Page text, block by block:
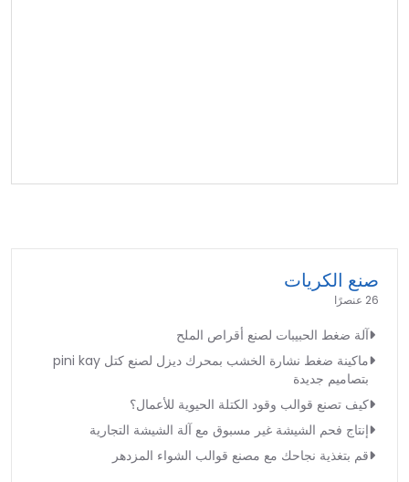
صنع الكريات
26 عنصرًا
آلة ضغط الحبيبات لصنع أقراص الملح
ماكينة ضغط نشارة الخشب بمحرك ديزل لصنع كتل pini kay
بتصاميم جديدة
كيف تصنع قوالب وقود الكتلة الحيوية للأعمال؟
إنتاج فحم الشيشة غير مسبوق مع آلة الشيشة التجارية
قم بتغذية نجاحك مع مصنع قوالب الشواء المزدهر